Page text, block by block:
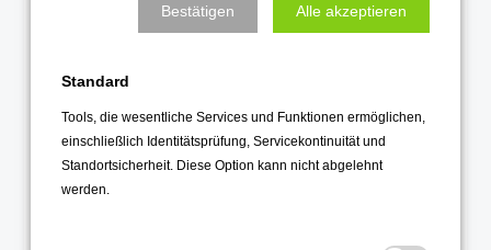
Oktober 2023
Juli 2023
Juni 2023
Bestätigen Alle akzeptieren
Standard
Tools, die wesentliche Services und Funktionen ermöglichen,
einschließlich Identitätsprüfung, Servicekontinuität und
Standortsicherheit. Diese Option kann nicht abgelehnt
werden.